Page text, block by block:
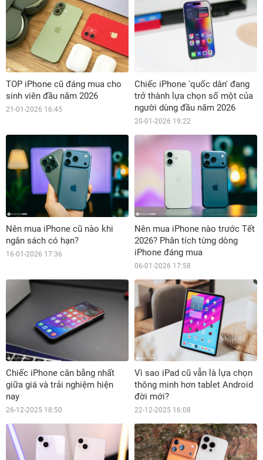
TOP iPhone cũ đáng mua cho
sinh viên đầu năm 2026
21-01-2026 16:45
Chiếc iPhone 'quốc dân' đang
trở thành lựa chọn số một của
người dùng đầu năm 2026
20-01-2026 19:22
Nên mua iPhone cũ nào khi
ngân sách có hạn?
16-01-2026 17:36
Nên mua iPhone nào trước Tết
2026? Phân tích từng dòng
iPhone đáng mua
06-01-2026 17:58
Chiếc iPhone cân bằng nhất
giữa giá và trải nghiệm hiện
nay
26-12-2025 18:50
Vì sao iPad cũ vẫn là lựa chọn
thông minh hơn tablet Android
đời mới?
22-12-2025 16:08